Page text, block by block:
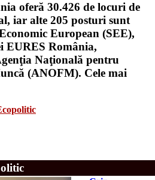
oferă 30.426 de locuri de
iar alte 205 posturi sunt
European (SEE),
EURES România,
Naţională pentru
(ANOFM). Cele mai